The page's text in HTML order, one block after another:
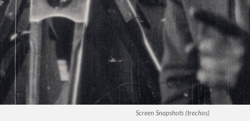
Screen Snapshots (trechos)